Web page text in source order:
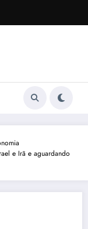
e Irã e aguardando